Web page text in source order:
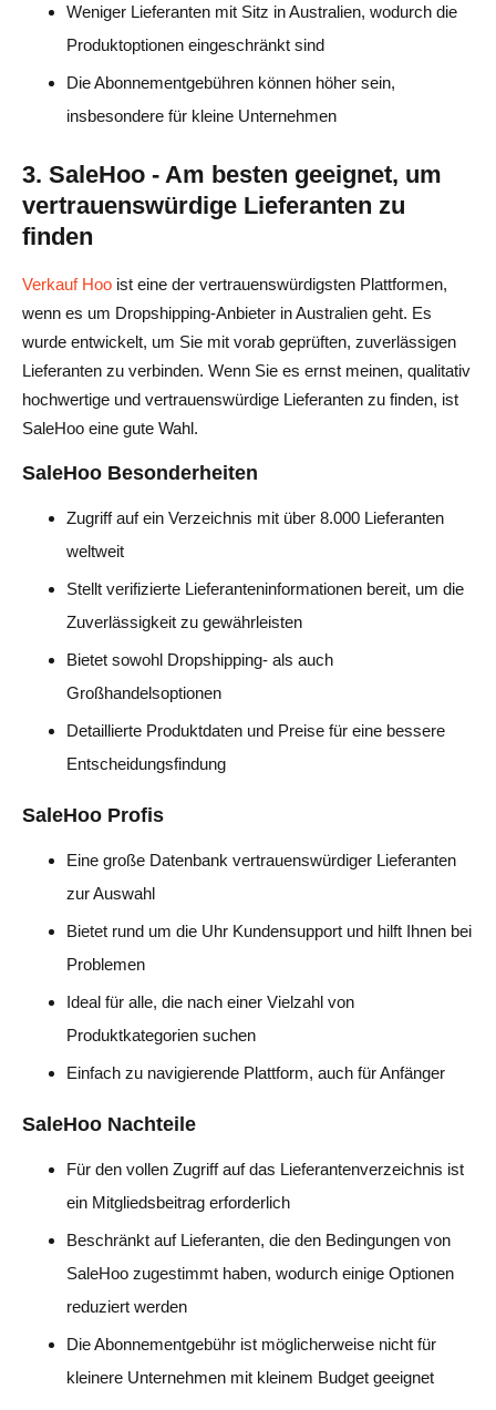
Weniger Lieferanten mit Sitz in Australien, wodurch die
Produktoptionen eingeschränkt sind
Die Abonnementgebühren können höher sein,
insbesondere für kleine Unternehmen
3. SaleHoo - Am besten geeignet, um
vertrauenswürdige Lieferanten zu
finden
Verkauf Hoo ist eine der vertrauenswürdigsten Plattformen,
wenn es um Dropshipping-Anbieter in Australien geht. Es
wurde entwickelt, um Sie mit vorab geprüften, zuverlässigen
Lieferanten zu verbinden. Wenn Sie es ernst meinen, qualitativ
hochwertige und vertrauenswürdige Lieferanten zu finden, ist
SaleHoo eine gute Wahl.
SaleHoo Besonderheiten
Zugriff auf ein Verzeichnis mit über 8.000 Lieferanten
weltweit
Stellt verifizierte Lieferanteninformationen bereit, um die
Zuverlässigkeit zu gewährleisten
Bietet sowohl Dropshipping- als auch
Großhandelsoptionen
Detaillierte Produktdaten und Preise für eine bessere
Entscheidungsfindung
SaleHoo Profis
Eine große Datenbank vertrauenswürdiger Lieferanten
zur Auswahl
Bietet rund um die Uhr Kundensupport und hilft Ihnen bei
Problemen
Ideal für alle, die nach einer Vielzahl von
Produktkategorien suchen
Einfach zu navigierende Plattform, auch für Anfänger
SaleHoo Nachteile
Für den vollen Zugriff auf das Lieferantenverzeichnis ist
ein Mitgliedsbeitrag erforderlich
Beschränkt auf Lieferanten, die den Bedingungen von
SaleHoo zugestimmt haben, wodurch einige Optionen
reduziert werden
Die Abonnementgebühr ist möglicherweise nicht für
kleinere Unternehmen mit kleinem Budget geeignet